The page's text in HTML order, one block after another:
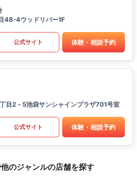
48-4ウッドリバー1F
公式サイト 体験・相談予約
目2－5池袋サンシャインプラザ701号室
公式サイト 体験・相談予約
のジャンルの店舗を探す